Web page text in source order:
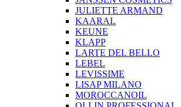
JULIETTE ARMAND
KAARAL
KEUNE
KLAPP
LARTE DEL BELLO
LEBEL
LEVISSIME
LISAP MILANO
MOROCCANOIL